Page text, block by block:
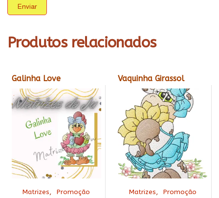
Produtos relacionados
Galinha Love
Matrizes, Promoção
Vaquinha Girassol
Matrizes, Promoção